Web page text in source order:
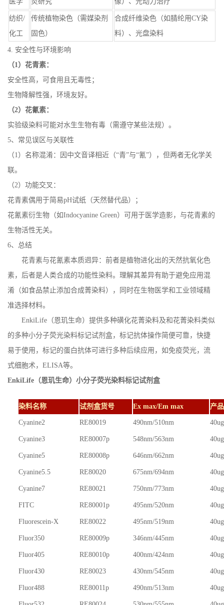
纺织/
化工
传统植物染色（需媒染剂
固色）
合成纤维染色（如腈纶用CY染
料）、光盘染料
4. 安全性与环境影响
（1） 花青素：
安全性高，可食用且无毒性；
生物降解性强，环境友好。
（2）花氰素：
实验级染料可能对水生生物有毒（需遵守某些法规）。
5、常见误区与关联性
（1）名称混淆：因中文音译相近（“青”与“氰”），但两者无化学关
联。
（2）功能交叉：
花青素偶用于简易pH试纸（天然替代品）；
花氰素衍生物（如Indocyanine Green）可用于医学造影，与花青素的
生物活性无关。
6、总结
花青素与花氰素本质迥异：前者是植物进化出的天然抗氧化色
素，后者是人类合成的功能性染料。理解其差异有助于避免应用混
淆（如食品禁止添加合成菁染料），同时在生物医学和工业领域精
准选择材料。
EnkiLife（恩玑生命）提供多种磺化花菁染料及和花菁染料类似
的多种小分子荧光染料标记试剂盒，标记抗体操作简便可靠，快捷
易于使用，标记的蛋白抗体可进行多种后续应用，如免疫荧光，流
式细胞术，ELISA等。
EnkiLife（恩玑生命） 小分子荧光染料标记试剂盒
染料名称 试剂盒货号 Ex max/Em max 产
Cyanine2 RE80019 490nm/510nm
Cyanine3 RE80007p 548nm/563nm
Cyanine5 RE80008p 646nm/662nm
Cyanine5.5 RE80020 675nm/694nm
Cyanine7 RE80021 750nm/773nm
FITC RE80001p 495nm/520nm
Fluorescein-X RE80022 495nm/519nm
Fluor350 RE80009p 346nm/445nm
Fluor405 RE80010p 400nm/424nm
Fluor430 RE80023 430nm/545nm
Fluor488 RE80011p 490nm/513nm